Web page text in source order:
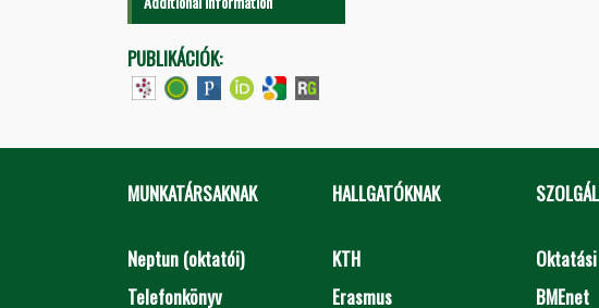
PUBLIKÁCIÓK:
MUNKATÁRSAKNAK
Neptun (oktatói)
Telefonkönyv
HALLGATÓKNAK
KTH
Erasmus
BMEnet